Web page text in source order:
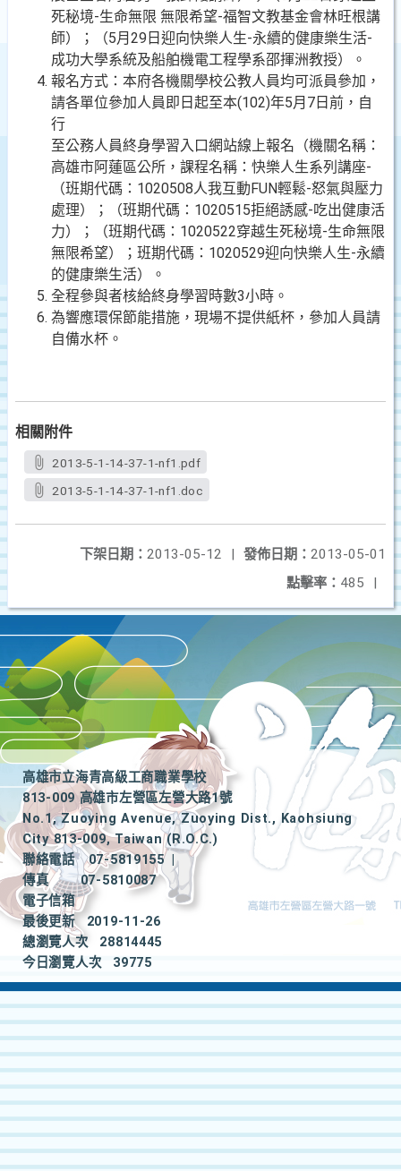
死秘境-生命無限 無限希望-福智文教基金會林旺根講
師）；（5月29日迎向快樂人生-永續的健康樂生活-
成功大學系統及船舶機電工程學系邵揮洲教授）。
報名方式：本府各機關學校公教人員均可派員參加，
請各單位參加人員即日起至本(102)年5月7日前，自
行
至公務人員終身學習入口網站線上報名（機關名稱：
高雄市阿蓮區公所，課程名稱：快樂人生系列講座-
（班期代碼：1020508人我互動FUN輕鬆-怒氣與壓力
處理）；（班期代碼：1020515拒絕誘感-吃出健康活
力）；（班期代碼：1020522穿越生死秘境-生命無限
無限希望）；班期代碼：1020529迎向快樂人生-永續
的健康樂生活）。
全程參與者核給終身學習時數3小時。
為響應環保節能措施，現場不提供紙杯，參加人員請
自備水杯。
相關附件
2013-5-1-14-37-1-nf1.pdf
2013-5-1-14-37-1-nf1.doc
發佈日期： 2013-05-01
下架日期： 2013-05-12
|
點擊率： 485 |
高雄市立海青高級工商職業學校
813-009 高雄市左營區左營大路1號
No.1, Zuoying Avenue, Zuoying Dist., Kaohsiung
City 813-009, Taiwan (R.O.C.)
聯絡電話
07-5819155
|
傳真
07-5810087
電子信箱
最後更新
2019-11-26
總瀏覽人次
28814445
今日瀏覽人次
39775